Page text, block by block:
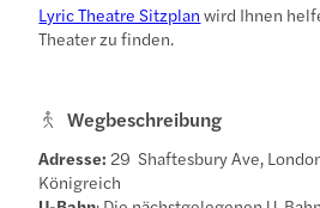
Lyric Theatre Sitzplan wird Ihnen
Theater zu finden.
Wegbeschreibung
Adresse: 29 Shaftesbury Ave,
Königreich